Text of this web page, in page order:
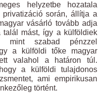
helyzetbe hozatala
során, állítja a
vásárló tovább adja
talál mást, így a külföldiek
mint szabad pénzzel
a külföldi tőke magyar
valahol a határon túl.
a külföldi tulajdonos
ami empirikusan
történt.